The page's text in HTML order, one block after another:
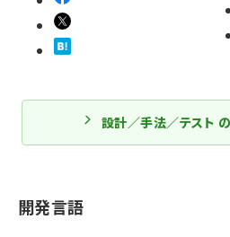
設計／手法／テスト
開発言語